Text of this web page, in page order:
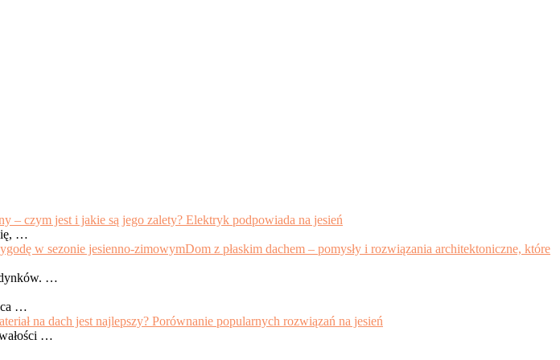
– czym jest i jakie są jego zalety? Elektryk podpowiada na jesień
…
Dom z płaskim dachem – pomysły i rozwiązania architektoniczne, które
…
…
na dach jest najlepszy? Porównanie popularnych rozwiązań na jesień
…